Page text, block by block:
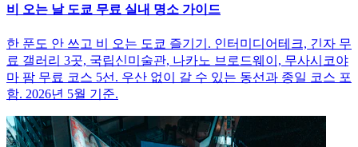
비 오는 날 도쿄 무료 실내 명소 가이드
한 푼도 안 쓰고 비 오는 도쿄 즐기기. 인터미디어테크, 긴자 무
료 갤러리 3곳, 국립신미술관, 나카노 브로드웨이, 무사시코야
마 팜 무료 코스 5선. 우산 없이 갈 수 있는 동선과 종일 코스 포
함. 2026년 5월 기준.